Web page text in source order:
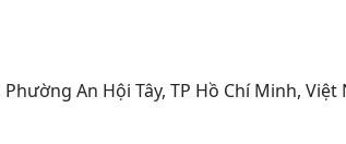
An Hội Tây, TP Hồ Chí Minh, Việt